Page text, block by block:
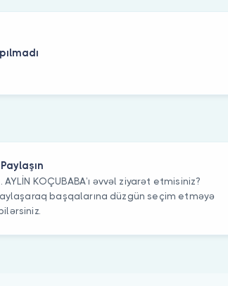
AYLİN KOÇUBABA’ı əvvəl ziyarət etmisiniz?
başqalarına düzgün seçim etməyə